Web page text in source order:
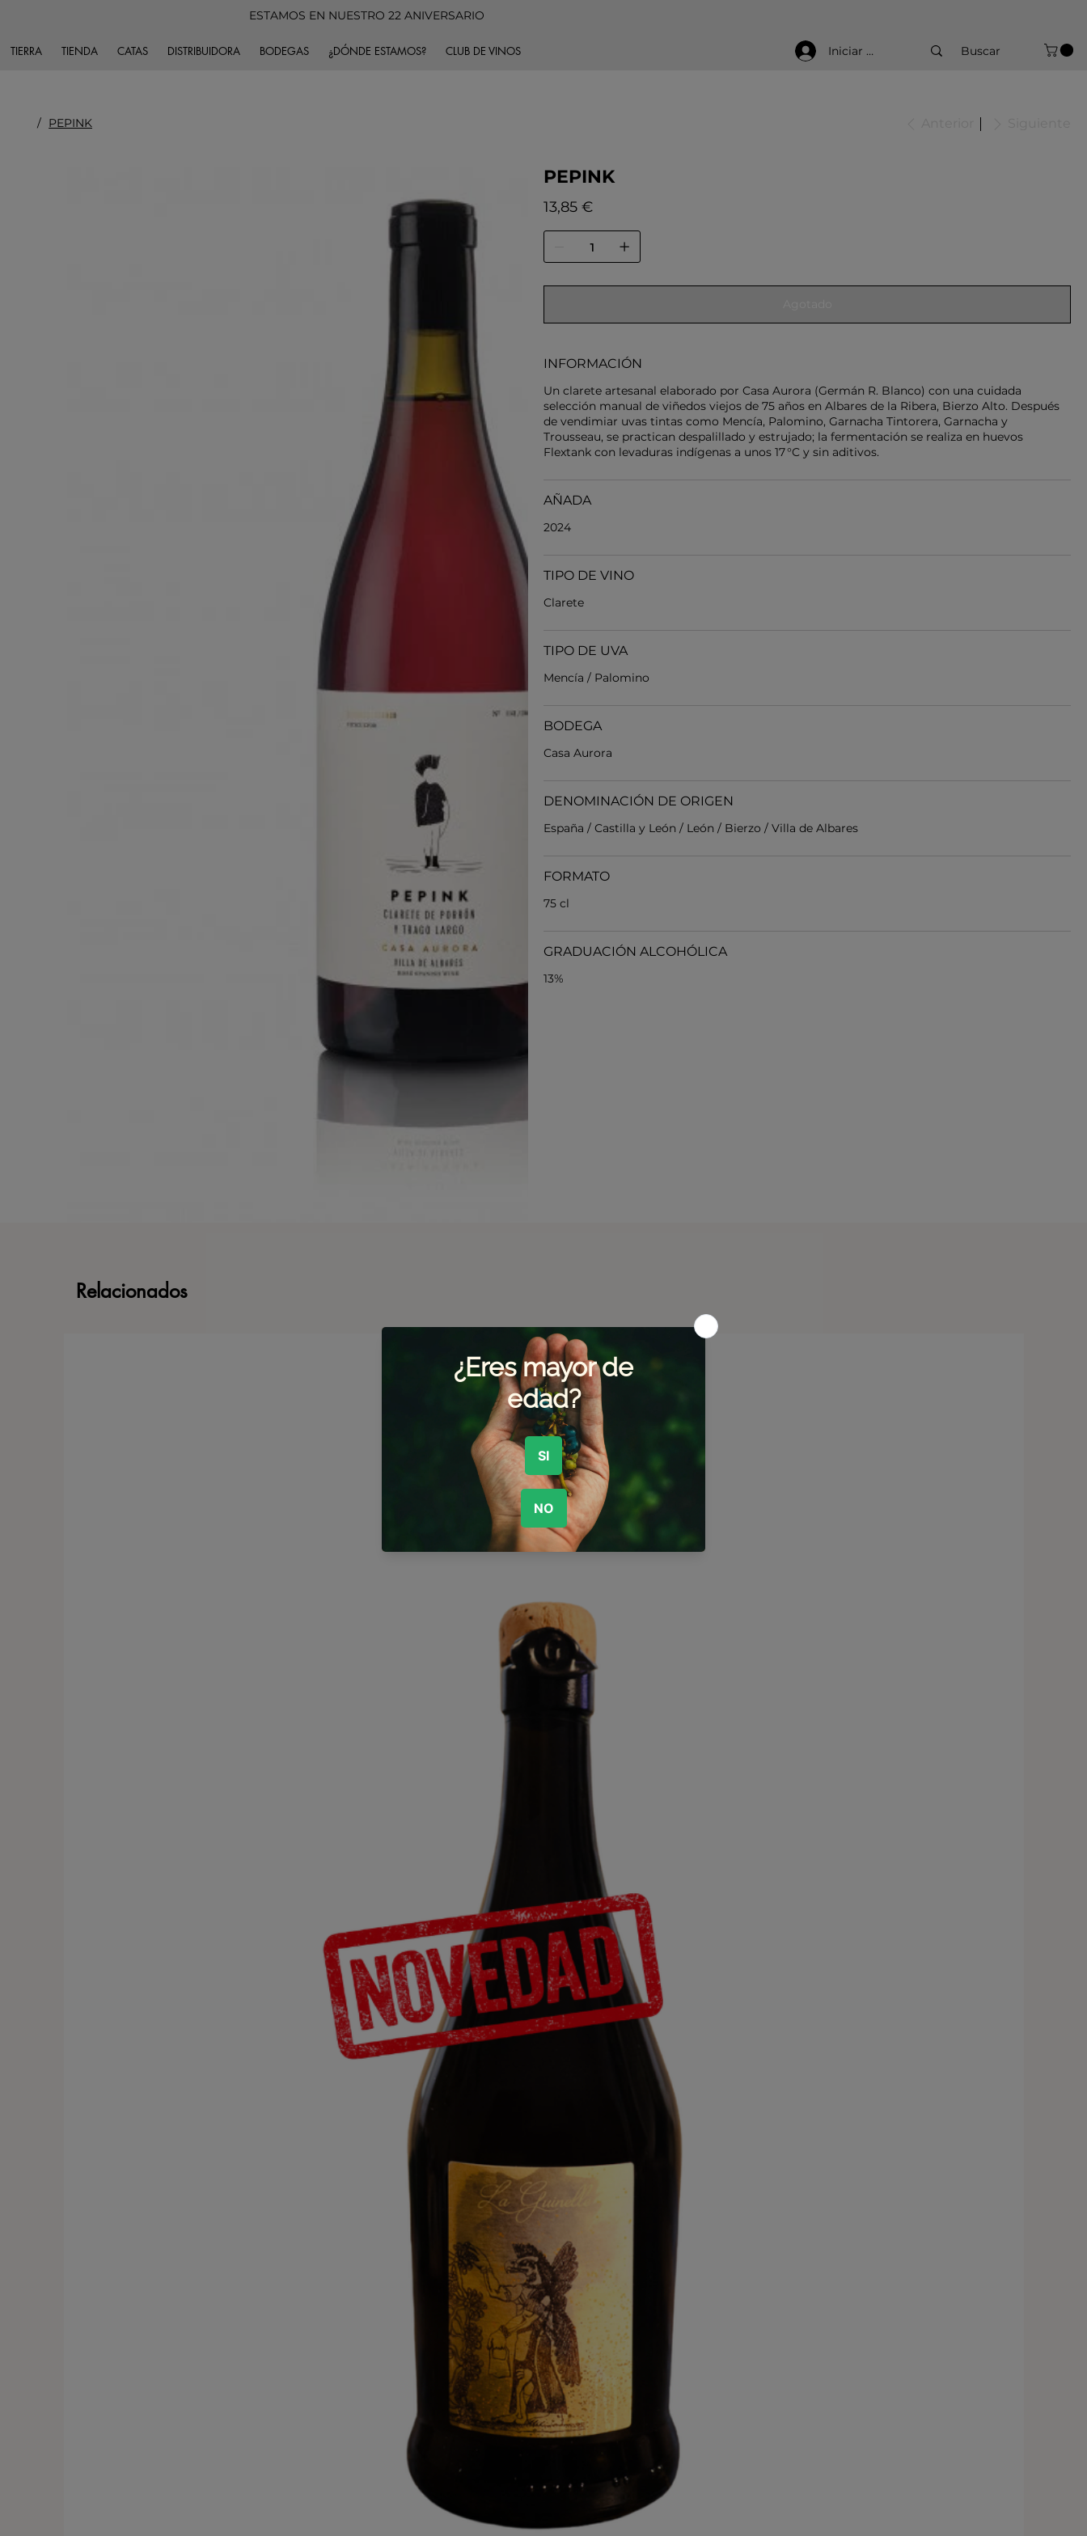
ESTAMOS EN NUESTRO 22 ANIVERSARIO
TIERRA TIENDA CATAS DISTRIBUIDORA BODEGAS ¿DÓNDE ESTAMOS? CLUB DE VINOS Iniciar sesión
/ PEPINK
PEPINK
Precio
13,85 €
INFORMACIÓN
Un clarete artesanal elaborado por Casa Aurora (Germán R. Blanco) con una cuidada
selección manual de viñedos viejos de 75 años en Albares de la Ribera, Bierzo Alto. Después
de vendimiar uvas tintas como Mencía, Palomino, Garnacha Tintorera, Garnacha y
Trousseau, se practican despalillado y estrujado; la fermentación se realiza en huevos
Flextank con levaduras indígenas a unos 17 °C y sin aditivos.
AÑADA
2024
TIPO DE VINO
Clarete
TIPO DE UVA
Mencía / Palomino
BODEGA
Casa Aurora
DENOMINACIÓN DE ORIGEN
España / Castilla y León / León / Bierzo / Villa de Albares
FORMATO
75 cl
GRADUACIÓN ALCOHÓLICA
13%
Relacionados